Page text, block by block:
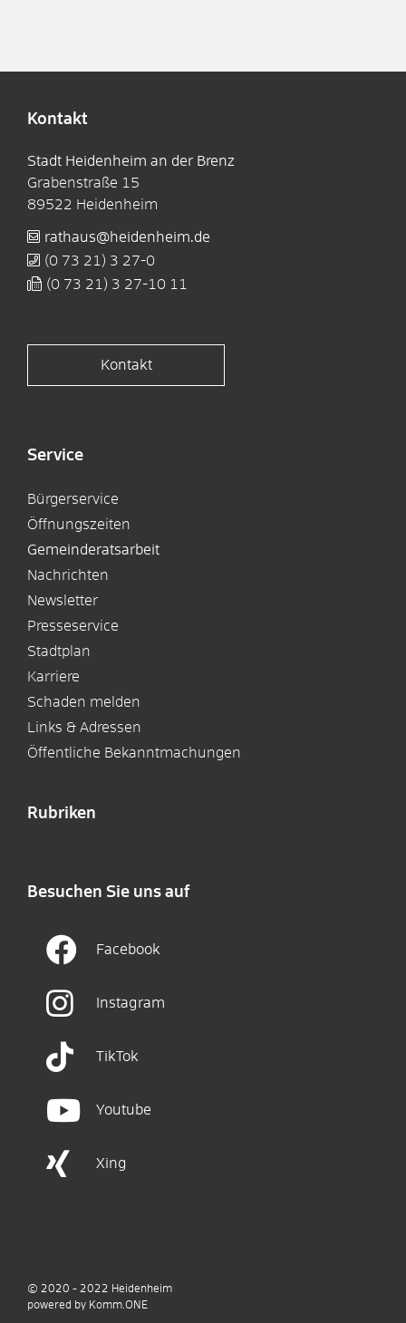
Kontakt
Stadt Heidenheim an der Brenz
Grabenstraße 15
89522 Heidenheim
rathaus@heidenheim.de
(0 73 21) 3 27-0
(0 73 21) 3 27-10 11
Kontakt
Service
Bürgerservice
Öffnungszeiten
Gemeinderatsarbeit
Nachrichten
Newsletter
Presseservice
Stadtplan
Karriere
Schaden melden
Links & Adressen
Öffentliche Bekanntmachungen
Rubriken
Besuchen Sie uns auf
Facebook
Instagram
TikTok
Youtube
Xing
© 2020 - 2022 Heidenheim
powered by Komm.ONE